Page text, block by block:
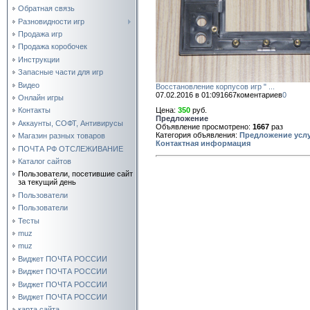
Обратная связь
Разновидности игр
Продажа игр
Продажа коробочек
Инструкции
Запасные части для игр
Видео
Онлайн игры
Контакты
Аккаунты, СОФТ, Антивирусы
Магазин разных товаров
ПОЧТА РФ ОТСЛЕЖИВАНИЕ
Каталог сайтов
Пользователи, посетившие сайт
за текущий день
Пользователи
Пользователи
Тесты
muz
muz
Виджет ПОЧТА РОССИИ
Виджет ПОЧТА РОССИИ
Виджет ПОЧТА РОССИИ
Виджет ПОЧТА РОССИИ
Восстановление корпусов игр " ...
07.02.2016 в 01:091667коментариев0
Цена: 350 руб.
Предложение
Объявление просмотрено: 1667 раз
Категория объявления: Предложение
Контактная информация